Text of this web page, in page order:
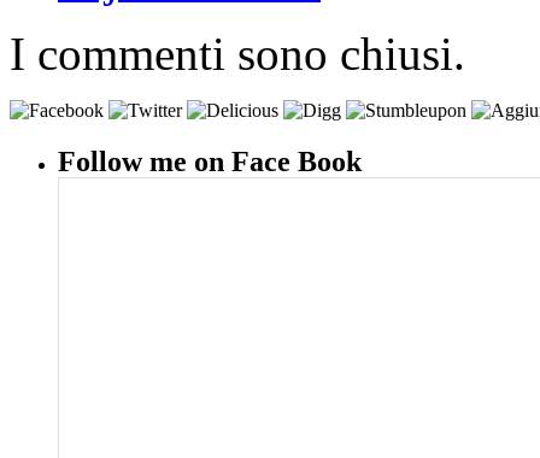
I commenti sono chiusi.
Follow me on Face Book